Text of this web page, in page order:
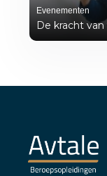
Evenementen
De kracht